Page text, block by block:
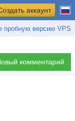
пробную версию VPS
аккаунт
комментарий